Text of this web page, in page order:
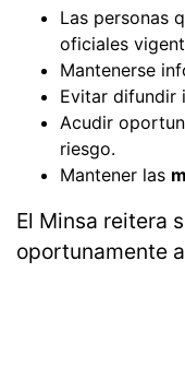
Las personas
oficiales
Mantenerse
Evitar difundir
Acudir
riesgo.
Mantener las
El Minsa reitera
oportunamente